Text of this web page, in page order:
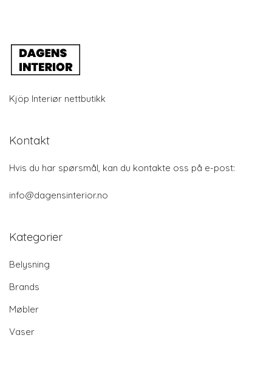
Kjöp Interiør nettbutikk
Kontakt
Hvis du har spørsmål, kan du kontakte oss på e-post:
info@dagensinterior.no
Kategorier
Belysning
Brands
Møbler
Vaser